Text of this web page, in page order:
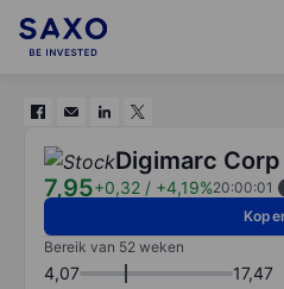
Digimarc Corp
7,95+0,32 / +4,19%20:00:01
Bereik van 52 weken
4,07 17,47